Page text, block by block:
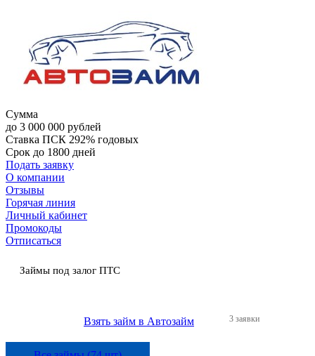
Сумма
до 3 000 000 рублей
Ставка ПСК 292% годовых
Срок до 1800 дней
Подать заявку
О компании
Отзывы
Горячая линия
Личный кабинет
Промокоды
Отписаться
Займы под залог ПTC
Взять займ в Автозайм 3 заявки